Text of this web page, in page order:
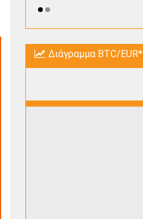
Διάγραμμα BTC/EUR*